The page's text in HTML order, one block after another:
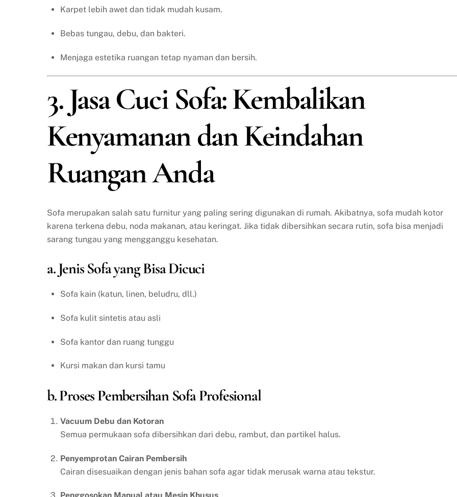
Karpet lebih awet dan tidak mudah kusam.
Bebas tungau, debu, dan bakteri.
Menjaga estetika ruangan tetap nyaman dan bersih.
3. Jasa Cuci Sofa: Kembalikan
Kenyamanan dan Keindahan
Ruangan Anda
Sofa merupakan salah satu furnitur yang paling sering digunakan di rumah. Akibatnya, sofa mudah kotor
karena terkena debu, noda makanan, atau keringat. Jika tidak dibersihkan secara rutin, sofa bisa menjadi
sarang tungau yang mengganggu kesehatan.
a. Jenis Sofa yang Bisa Dicuci
Sofa kain (katun, linen, beludru, dll.)
Sofa kulit sintetis atau asli
Sofa kantor dan ruang tunggu
Kursi makan dan kursi tamu
b. Proses Pembersihan Sofa Profesional
Vacuum Debu dan Kotoran
Semua permukaan sofa dibersihkan dari debu, rambut, dan partikel halus.
Penyemprotan Cairan Pembersih
Cairan disesuaikan dengan jenis bahan sofa agar tidak merusak warna atau tekstur.